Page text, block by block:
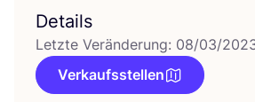
Details
Letzte Veränderung: 08/03/
Verkaufsstellen